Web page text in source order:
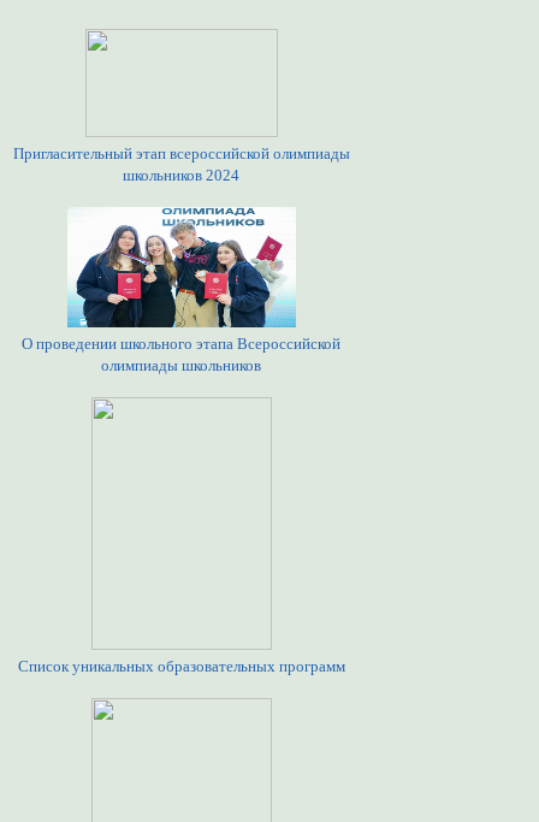
Пригласительный этап всероссийской олимпиады
школьников 2024
О проведении школьного этапа Всероссийской
олимпиады школьников
Список уникальных образовательных программ